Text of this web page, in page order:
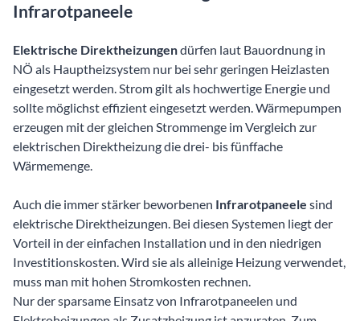
Infrarotpaneele
Elektrische Direktheizungendürfen laut Bauordnung in
NÖ als Hauptheizsystem nur bei sehr geringen Heizlasten
eingesetzt werden. Strom gilt als hochwertige Energie und
sollte möglichst effizient eingesetzt werden. Wärmepumpen
erzeugen mit der gleichen Strommenge im Vergleich zur
elektrischen Direktheizung die drei- bis fünffache
Wärmemenge.
Auch die immer stärker beworbenen Infrarotpaneele sind
elektrische Direktheizungen. Bei diesen Systemen liegt der
Vorteil in der einfachen Installation und in den niedrigen
Investitionskosten. Wird sie als alleinige Heizung verwendet,
muss man mit hohen Stromkosten rechnen.
Nur der sparsame Einsatz von Infrarotpaneelen und